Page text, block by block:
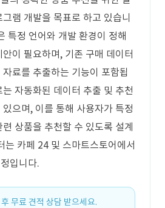
램 개발을 목표로 하고 있습니
특정 언어와 개발 환경이 정해
이 필요하며, 기존 구매 데이터
료를 추출하는 기능이 포함됩
자동화된 데이터 추출 및 추천
으며, 이를 통해 사용자가 특정
상품을 추천할 수 있도록 설계
는 카페 24 및 스마트스토어에서
입니다.
무료 견적 상담 받으세요.